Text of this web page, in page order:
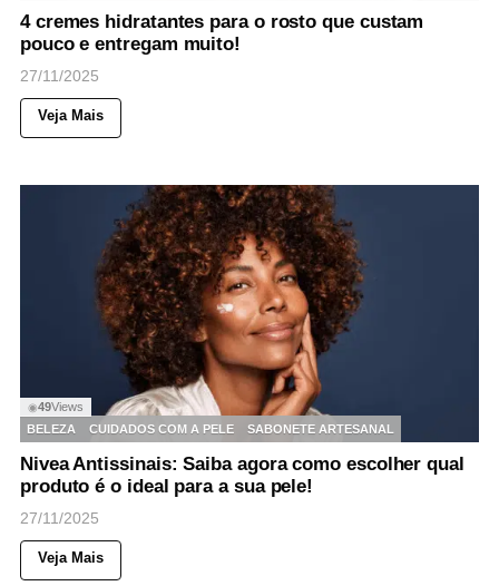
4 cremes hidratantes para o rosto que custam
pouco e entregam muito!
27/11/2025
Veja Mais
◉49Views
BELEZA
CUIDADOS COM A PELE SABONETE ARTESANAL
Nivea Antissinais: Saiba agora como escolher qual
produto é o ideal para a sua pele!
27/11/2025
Veja Mais